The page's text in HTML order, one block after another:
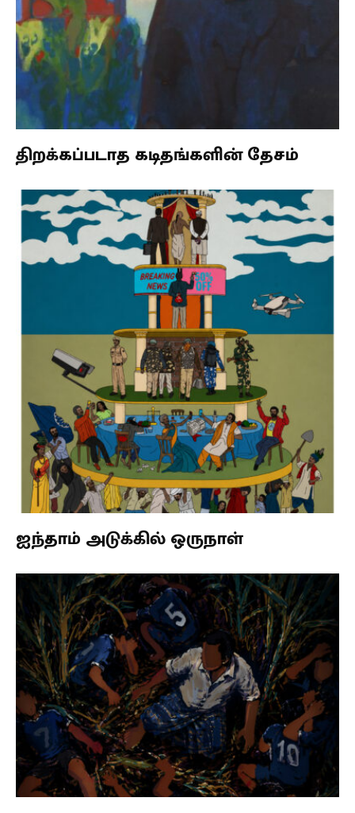
திறக்கப்படாத கடிதங்களின் தேசம்
ஐந்தாம் அடுக்கில் ஒருநாள்